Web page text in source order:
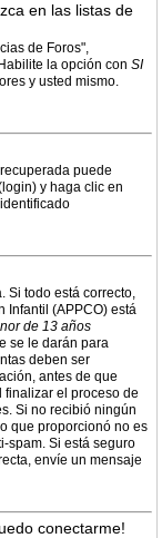
en las listas de
de Foros",
la opción con SI
y usted mismo.
puede
y haga clic en
Si todo está correcto,
Infantil (APPCO) está
de 13 años
se le darán para
deben ser
antes de que
el proceso de
Si no recibió ningún
que proporcionó no es
spam. Si está seguro
envíe un mensaje
conectarme!